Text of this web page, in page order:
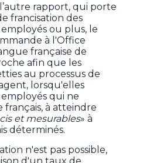
rapport, qui porte
francisation des
ou plus, le
à l'Office
française de
afin que les
au processus de
lorsqu'elles
qui ne
français, à atteindre
et mesurables» à
déterminés.
n'est pas possible,